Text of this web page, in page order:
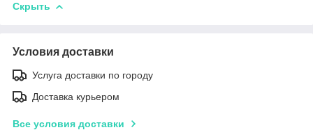
Скрыть
Условия доставки
Услуга доставки по городу
Доставка курьером
Все условия доставки